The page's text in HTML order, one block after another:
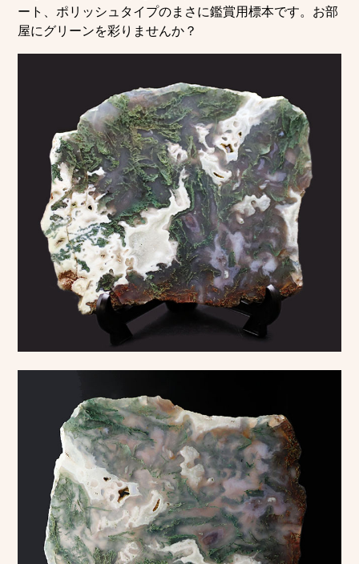
ート、ポリッシュタイプのまさに鑑賞用標本です。お部
屋にグリーンを彩りませんか？